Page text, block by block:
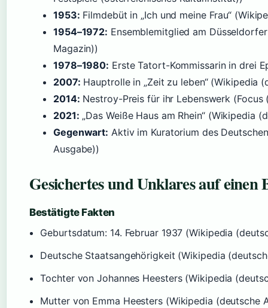
1953: Filmdebüt in „Ich und meine Frau“
1954–1972: Ensemblemitglied am
Magazin))
1978–1980: Erste Tatort-Kommissarin in drei
2007: Hauptrolle in „Zeit zu leben“ (Wikipedia
2014: Nestroy-Preis für ihr Lebenswerk
2021: „Das Weiße Haus am Rhein“ (Wikipedia
Gegenwart: Aktiv im Kuratorium des
Ausgabe))
Gesichertes und Unklares auf einen
Bestätigte Fakten
Geburtsdatum: 14. Februar 1937 (Wikipedia
Deutsche Staatsangehörigkeit (Wikipedia
Tochter von Johannes Heesters (Wikipedia
Mutter von Emma Heesters (Wikipedia (deutsche